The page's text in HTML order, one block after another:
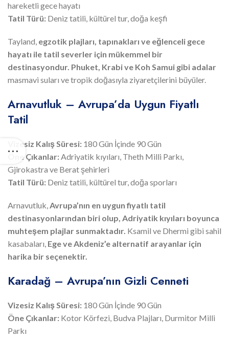
hareketli gece hayatı
Tatil Türü: Deniz tatili, kültürel tur, doğa keşfi
Tayland, egzotik plajları, tapınakları ve eğlenceli gece
hayatı ile tatil severler için mükemmel bir
destinasyondur. Phuket, Krabi ve Koh Samui gibi adalar
masmavi suları ve tropik doğasıyla ziyaretçilerini büyüler.
Arnavutluk – Avrupa’da Uygun Fiyatlı
Tatil
Vizesiz Kalış Süresi: 180 Gün İçinde 90 Gün
Öne Çıkanlar:Adriyatik kıyıları, Theth Milli Parkı,
Gjirokastra ve Berat şehirleri
Tatil Türü: Deniz tatili, kültürel tur, doğa sporları
Arnavutluk,Avrupa’nın en uygun fiyatlı tatil
destinasyonlarından biri olup, Adriyatik kıyıları boyunca
muhteşem plajlar sunmaktadır. Ksamil ve Dhermi gibi sahil
kasabaları, Ege ve Akdeniz’e alternatif arayanlar için
harika bir seçenektir.
Karadağ – Avrupa’nın Gizli Cenneti
Vizesiz Kalış Süresi: 180 Gün İçinde 90 Gün
Öne Çıkanlar: Kotor Körfezi, Budva Plajları, Durmitor Milli
Parkı